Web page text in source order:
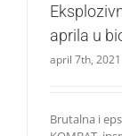
aprila u
april 7th, 2021
Brutalna i